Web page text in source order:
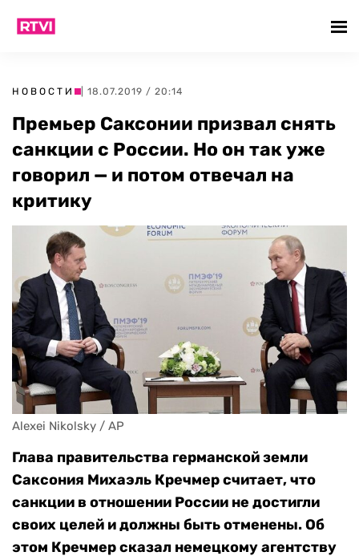
НОВОСТИ | 18.07.2019 / 20:14
Премьер Саксонии призвал снять
санкции с России. Но он так уже
говорил — и потом отвечал на
критику
Alexei Nikolsky / AP
Глава правительства германской земли
Саксония Михаэль Кречмер считает, что
санкции в отношении России не достигли
своих целей и должны быть отменены. Об
этом Кречмер сказал немецкому агентству